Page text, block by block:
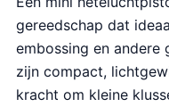
gereedschap dat
embossing en andere
zijn compact,
kracht om kleine